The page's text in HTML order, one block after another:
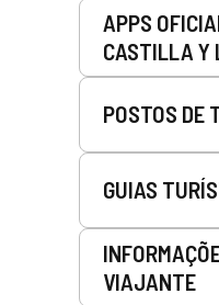
APPS
CASTILLA Y
POSTOS DE
GUIAS
VIAJANTE